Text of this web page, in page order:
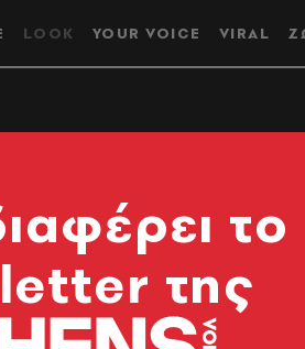
LOOK YOUR VOICE VIRAL
το
της